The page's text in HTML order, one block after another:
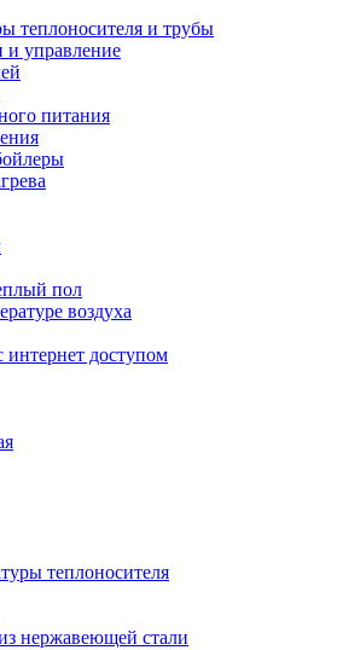
теплоносителя и трубы
и управление
питания
пол
воздуха
интернет доступом
теплоносителя
нержавеющей стали